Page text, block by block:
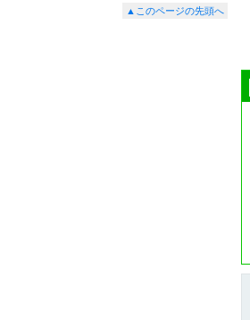
▲このページの先頭へ